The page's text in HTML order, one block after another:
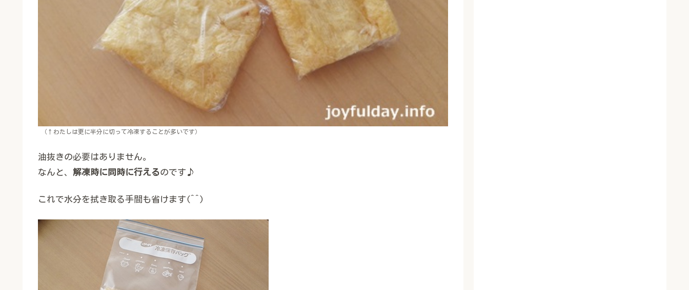
（↑わたしは更に半分に切って冷凍することが多いです）
油抜きの必要はありません。
なんと、 解凍時に同時に行えるのです♪
これで水分を拭き取る手間も省けます(^^)